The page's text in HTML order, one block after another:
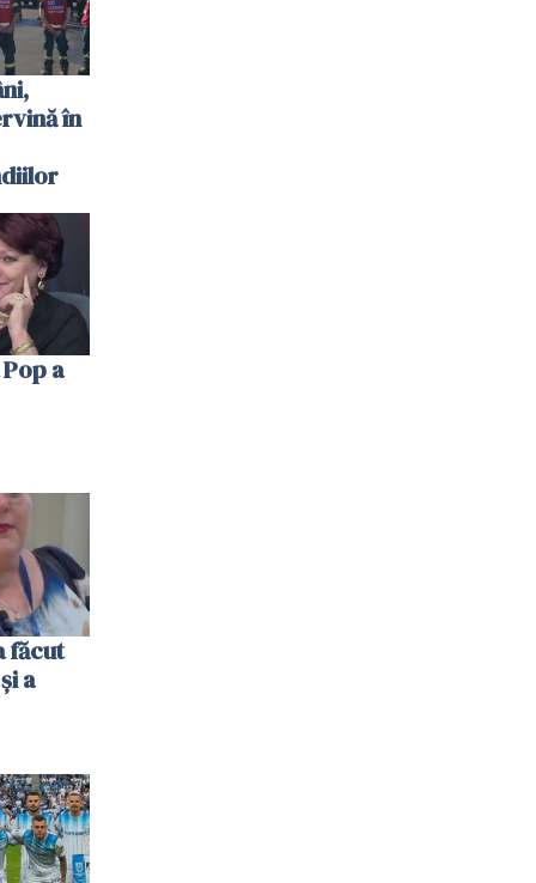
în
a
făcut
a